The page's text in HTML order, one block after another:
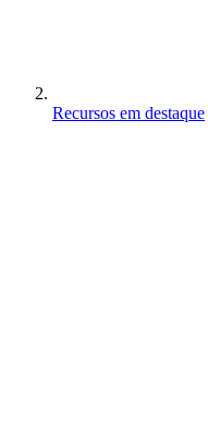
Recursos em destaque